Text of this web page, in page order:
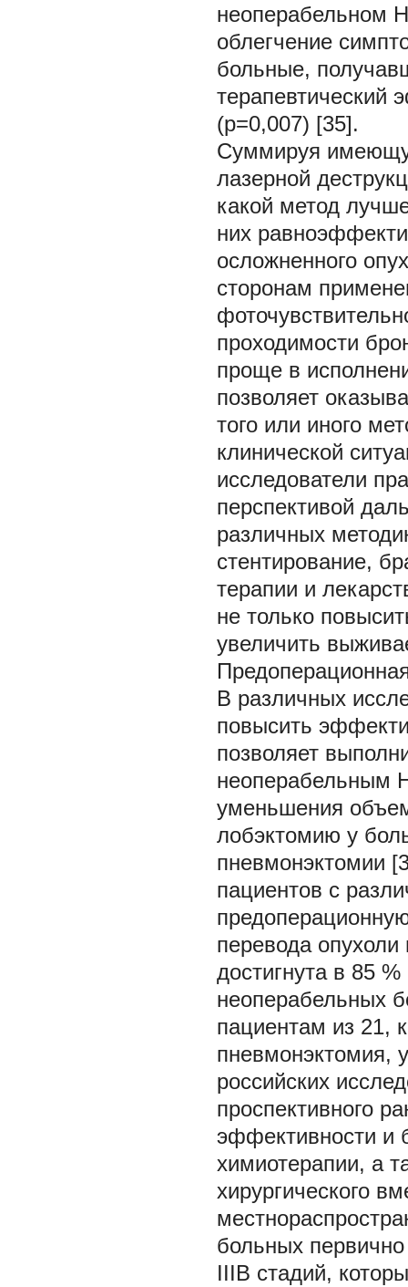
неоперабельном
облегчение
больные,
терапевтический
(р=0,007) [35].
Суммируя
лазерной
какой метод
них
осложненного
сторонам
проходимости
проще в
позволяет
того или иного
клинической
исследователи
перспективой
различных
стентирование,
терапии и
не только
увеличить
В различных
повысить
позволяет
неоперабельным
уменьшения
лобэктомию у
пневмонэктомии
пациентов с
перевода
достигнута в 85
неоперабельных
пациентам из 21,
пневмонэктомия,
российских
проспективного
эффективности и
химиотерапии, а
хирургического
больных
IIIB стадий,